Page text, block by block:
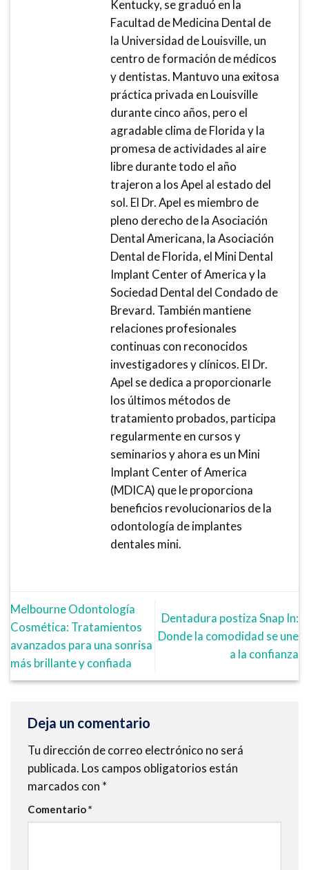
Kentucky, se graduó en la
Facultad de Medicina Dental de
la Universidad de Louisville, un
centro de formación de médicos
y dentistas. Mantuvo una exitosa
práctica privada en Louisville
durante cinco años, pero el
agradable clima de Florida y la
promesa de actividades al aire
libre durante todo el año
trajeron a los Apel al estado del
sol. El Dr. Apel es miembro de
pleno derecho de la Asociación
Dental Americana, la Asociación
Dental de Florida, el Mini Dental
Implant Center of America y la
Sociedad Dental del Condado de
Brevard. También mantiene
relaciones profesionales
continuas con reconocidos
investigadores y clínicos. El Dr.
Apel se dedica a proporcionarle
los últimos métodos de
tratamiento probados, participa
regularmente en cursos y
seminarios y ahora es un Mini
Implant Center of America
(MDICA) que le proporciona
beneficios revolucionarios de la
odontología de implantes
dentales mini.
Melbourne Odontología
Cosmética: Tratamientos
avanzados para una sonrisa
más brillante y confiada
Dentadura postiza Snap In:
Donde la comodidad se une
a la confianza
Deja un comentario
Tu dirección de correo electrónico no será
publicada. Los campos obligatorios están
marcados con *
Comentario*